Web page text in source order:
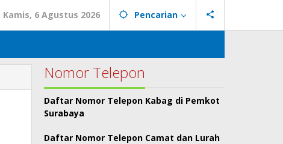
Kamis, 6 Agustus 2026 Pencarian
Nomor Telepon
Daftar Nomor Telepon Kabag di Pemkot
Surabaya
Daftar Nomor Telepon Camat dan Lurah